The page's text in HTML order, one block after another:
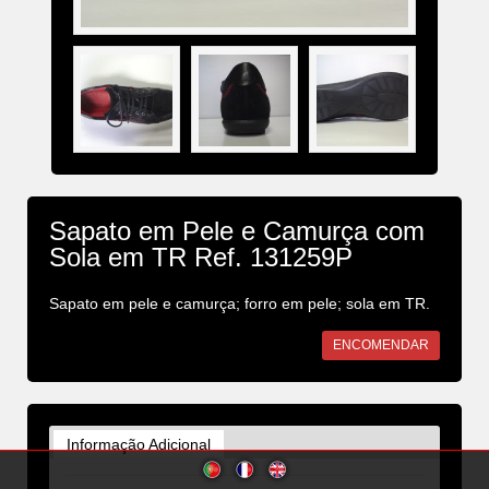
Sapato em Pele e Camurça com
Sola em TR Ref. 131259P
Sapato em pele e camurça; forro em pele; sola em TR.
ENCOMENDAR
Informação Adicional